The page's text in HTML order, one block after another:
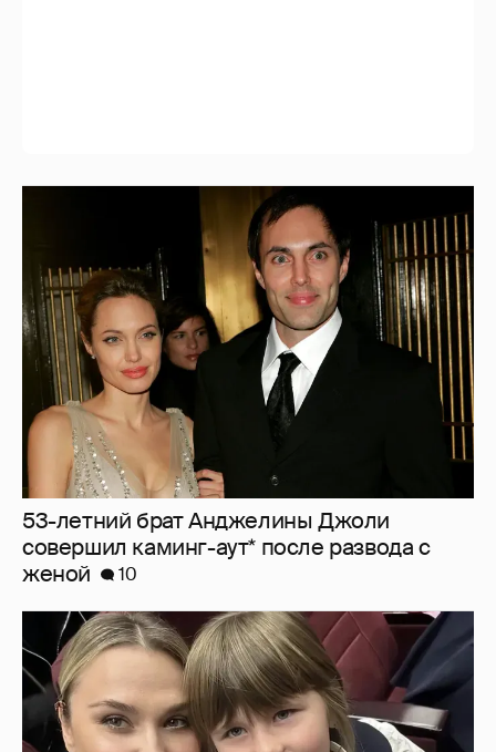
53-летний брат Анджелины Джоли
совершил каминг-аут* после развода с
женой
10
"Не буду её никуда пропихивать". Пелагея
высказалась о будущем дочери, из-за
которой судилась с бывшим мужем
3